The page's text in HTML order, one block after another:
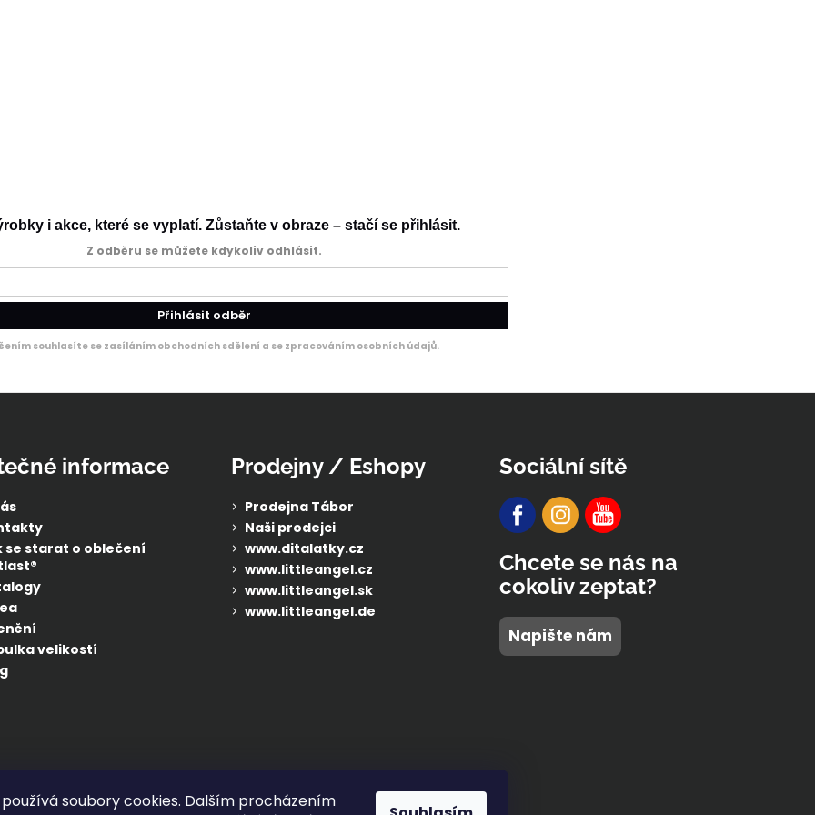
soubory cookies. Dalším procházením
i akce, které se vyplatí. Zůstaňte v obraze – stačí se přihlásit.
Z odběru se můžete kdykoliv odhlásit.
Přihlásit odběr
souhlasíte se zasíláním obchodních sdělení a se zpracováním osobních údajů.
informace
se starat o oblečení
velikostí
Prodejny / Eshopy
Prodejna Tábor
Naši prodejci
www.ditalatky.cz
www.littleangel.cz
www.littleangel.sk
www.littleangel.de
Sociální sítě
Chcete se nás na
cokoliv zeptat?
Napište nám